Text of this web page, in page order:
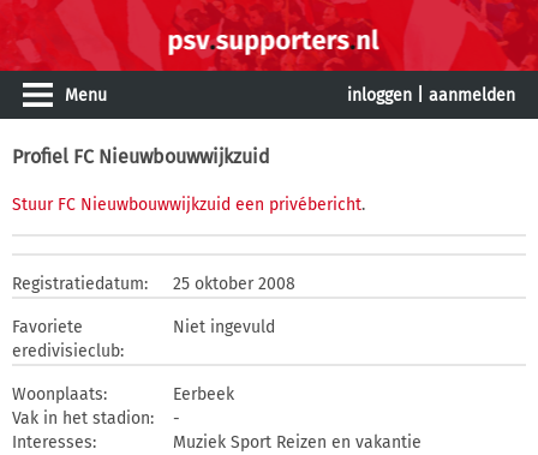
Menu inloggen aanmelden
Profiel FC Nieuwbouwwijkzuid
Stuur FC Nieuwbouwwijkzuid een privébericht.
Registratiedatum: 25 oktober 2008
Favoriete
eredivisieclub:
Niet ingevuld
Woonplaats:
Eerbeek
Vak in het stadion:
-
Interesses:
Muziek Sport Reizen en vakantie